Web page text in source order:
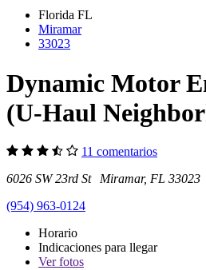
Florida FL
Miramar
33023
Dynamic Motor
(U-Haul
11 comentarios
6026 SW 23rd St Miramar, FL 33023
(954) 963-0124
Horario
Indicaciones para llegar
Verfotos